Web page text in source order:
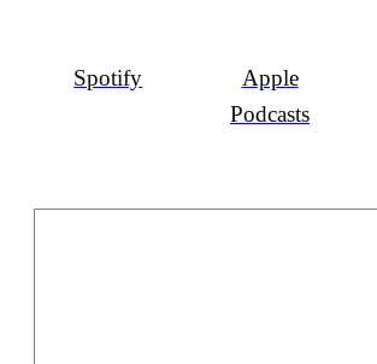
Spotify
Apple
Podcasts